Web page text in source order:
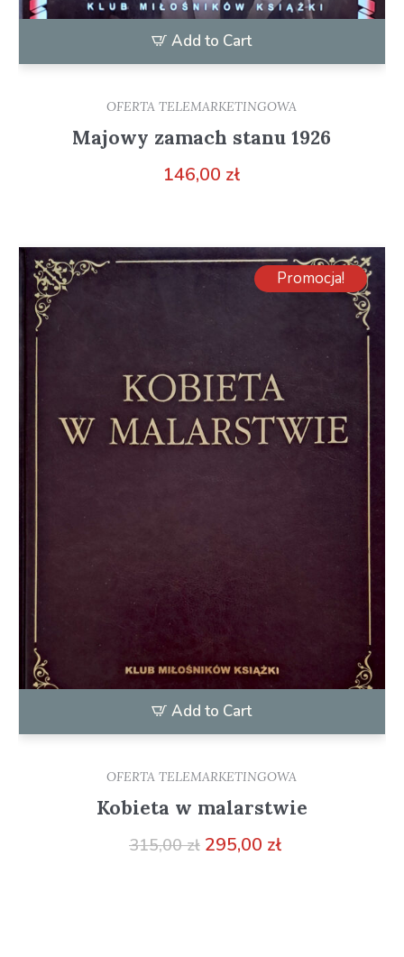
Add to Cart
OFERTA TELEMARKETINGOWA
Majowy zamach stanu 1926
146,00 zł
Add to Cart
Promocja!
OFERTA TELEMARKETINGOWA
Kobieta w malarstwie
315,00 zł Pierwotna
295,00 złAktualna